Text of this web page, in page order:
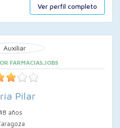
Ver perfil completo
FARMACIAS.JOBS
Pilar
años